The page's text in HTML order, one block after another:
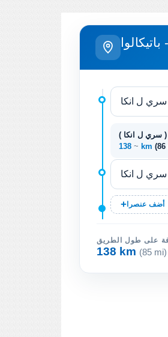
( سري ل انكا )
~ 138 km
أضف عنصرا
على طول الطريق
138 km (85 mi)